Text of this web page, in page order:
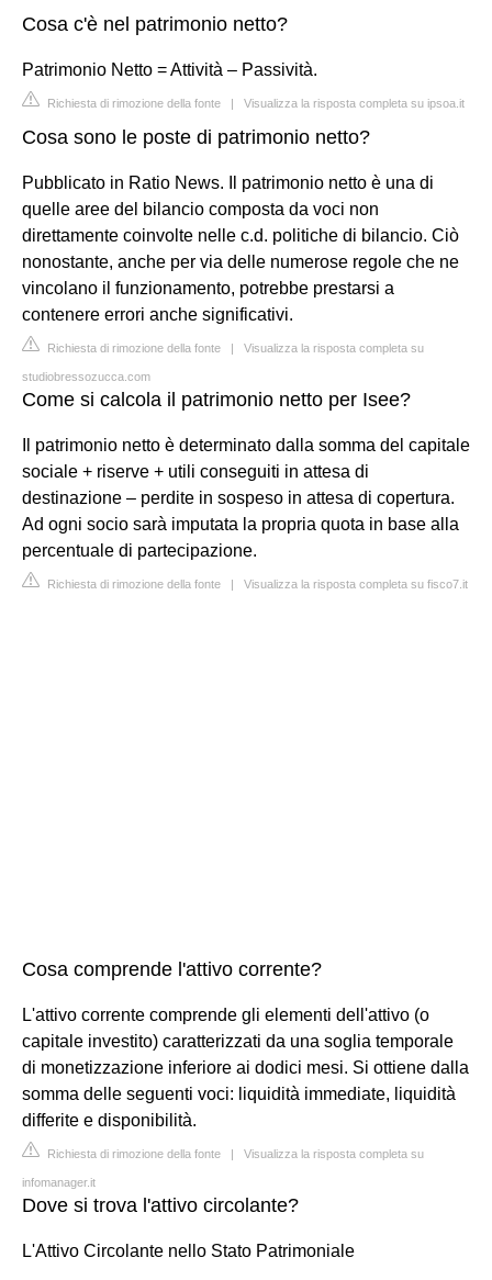
Cosa c'è nel patrimonio netto?
Patrimonio Netto = Attività – Passività.
Richiesta di rimozione della fonte | Visualizza la risposta completa su ipsoa.it
Cosa sono le poste di patrimonio netto?
Pubblicato in Ratio News. Il patrimonio netto è una di
quelle aree del bilancio composta da voci non
direttamente coinvolte nelle c.d. politiche di bilancio. Ciò
nonostante, anche per via delle numerose regole che ne
vincolano il funzionamento, potrebbe prestarsi a
contenere errori anche significativi.
Richiesta di rimozione della fonte | Visualizza la risposta completa su
studiobressozucca.com
Come si calcola il patrimonio netto per Isee?
Il patrimonio netto è determinato dalla somma del capitale
sociale + riserve + utili conseguiti in attesa di
destinazione – perdite in sospeso in attesa di copertura.
Ad ogni socio sarà imputata la propria quota in base alla
percentuale di partecipazione.
Richiesta di rimozione della fonte | Visualizza la risposta completa su fisco7.it
Cosa comprende l'attivo corrente?
L'attivo corrente comprende gli elementi dell'attivo (o
capitale investito) caratterizzati da una soglia temporale
di monetizzazione inferiore ai dodici mesi. Si ottiene dalla
somma delle seguenti voci: liquidità immediate, liquidità
differite e disponibilità.
Richiesta di rimozione della fonte | Visualizza la risposta completa su
infomanager.it
Dove si trova l'attivo circolante?
L'Attivo Circolante nello Stato Patrimoniale